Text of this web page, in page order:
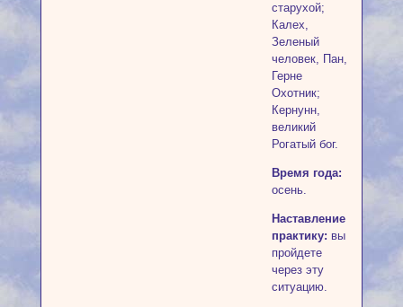
старухой;
Калех,
Зеленый
человек, Пан,
Герне
Охотник;
Кернунн,
великий
Рогатый бог.
Время года:
осень.
Наставление
практику: вы
пройдете
через эту
ситуацию.